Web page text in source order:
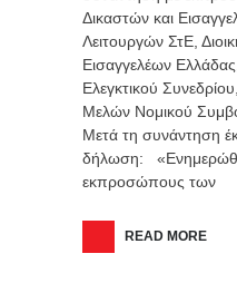
Δικαστών και
Λειτουργών ΣτΕ,
Εισαγγελέων
Ελεγκτικού
Μελών Νομικού
Μετά τη συνάντηση
δήλωση:
εκπροσώπους των
READ MORE